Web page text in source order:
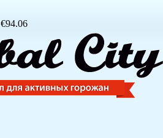
€94.06